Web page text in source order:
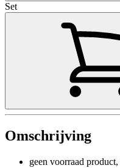
Set
Omschrijving
geen voorraad